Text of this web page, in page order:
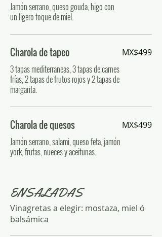
Jamón serrano, queso gouda, higo con
un ligero toque de miel.
Charola de tapeo
3 tapas mediterraneas, 3 tapas de carnes
frías, 2 tapas de frutos rojos y 2 tapas de
margarita.
MX$499
Charola de quesos
Jamón serrano, salami, queso feta, jamón
york, frutas, nueces y aceitunas.
MX$499
ENSALADAS
Vinagretas a elegir: mostaza, miel ó
balsámica